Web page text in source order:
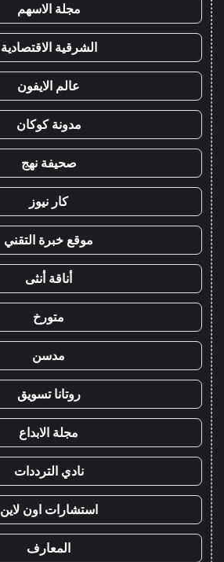
مجلة الاسهم
الشرقية الاقتصادية
عالم الايفون
مدونة كوكان
صحيفة نهج
كار نيوز
موقع خبرة التقني
أناقة أنثى
متورخ
مدسن
روتانا تسويق
مجلة الابداع
نادي الترددات
استشارات اون لاين
المعارف